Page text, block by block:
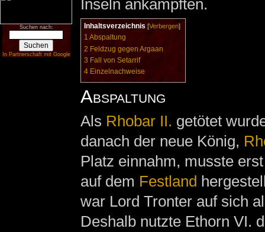
Suchen nach:
In Partnerschaft mit Google
Inseln ankämpften.
Inhaltsverzeichnis [Verbergen]
1 Abspaltung
2 Feldzug gegen Argaan
3 Fall von Setarrif
4 Einzelnachweise
Abspaltung
Als Rhobar II. getötet
danach der neue König,
Platz einnahm, musste
auf dem Festland
war Lord Tronter auf sich
Deshalb nutzte Ethorn VI.